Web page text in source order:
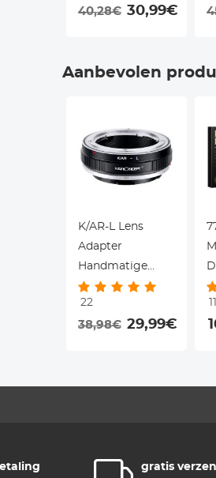
40,28€ 30,99€
Aanbevolen
K/AR-L Lens
Adapter
Handmatige
Focus
Compatible SLR
Konica (AR)
FP Panasonic L
22
38,98€ 29,99€
gratis